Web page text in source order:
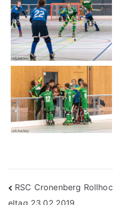
RSC Cronenberg